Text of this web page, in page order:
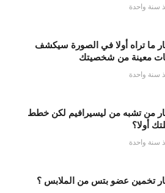
سنة واحدة
ما تراه أولا في الصورة سيكشف
معينة من شخصيتك
سنة واحدة
من تشبه من ليسيرافيم لكن خطط
أولا؟
سنة واحدة
تخمين عضو بتس من الملابس ؟